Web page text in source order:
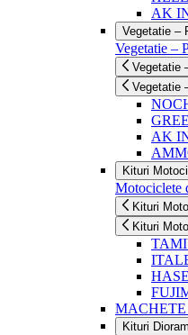
AK
Vegetatie –
Vegetatie –
Vegetatie
Vegetatie
AK
Kituri
Motociclete
Kituri
Kituri
Kituri